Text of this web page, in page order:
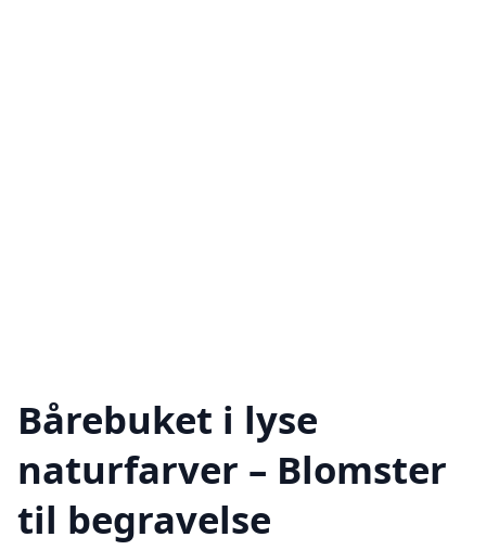
Bårebuket i lyse
naturfarver – Blomster
til begravelse